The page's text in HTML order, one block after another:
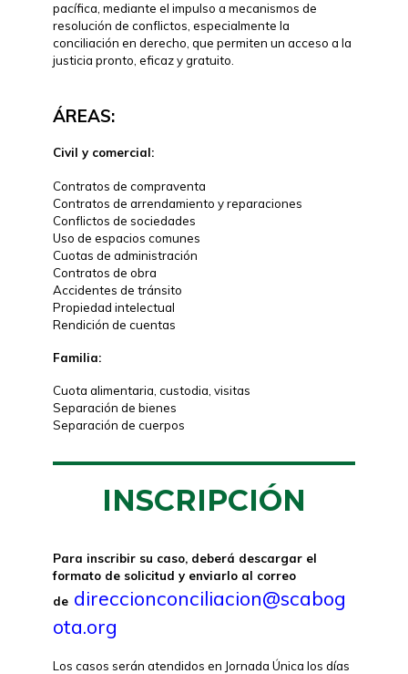
pacífica, mediante el impulso a mecanismos de
resolución de conflictos, especialmente la
conciliación en derecho, que permiten un acceso a la
justicia pronto, eficaz y gratuito.
ÁREAS:
Civil y comercial:
Contratos de compraventa
Contratos de arrendamiento y reparaciones
Conflictos de sociedades
Uso de espacios comunes
Cuotas de administración
Contratos de obra
Accidentes de tránsito
Propiedad intelectual
Rendición de cuentas
Familia:
Cuota alimentaria, custodia, visitas
Separación de bienes
Separación de cuerpos
INSCRIPCIÓN
Para inscribir su caso, deberá descargar el
formato de solicitud y enviarlo al correo
de direccionconciliacion@scabog
ota.org
Los casos serán atendidos en Jornada Única los días